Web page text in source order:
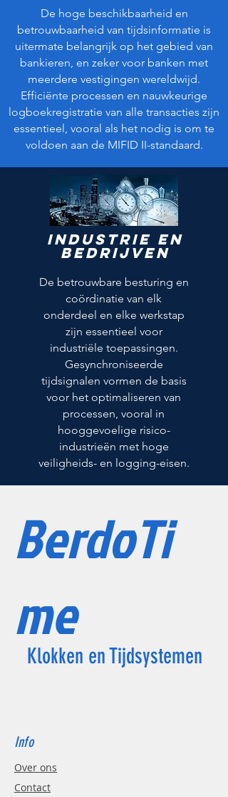
De hoge beschikbaarheid en
betrouwbaarheid van tijdsinformatie is
uitermate belangrijk op het gebied van
bankieren, en zeker voor banken met
meerdere vestigingen wereldwijd.
Efficiënte processen en nauwkeurige
logboekregistratie van alle transacties zijn
essentieel, vooral als het nodig is om te
voldoen aan de MIFID II-standaard.
Industrie en
bedrijven
De betrouwbare besturing en
coördinatie van elk
onderdeel en elke werkstap
zijn essentieel voor
industriële toepassingen.
Gesynchroniseerde
tijdsignalen vormen de basis
voor het optimaliseren van
processen, vooral in
hooggevoelige risico-
industrieën met hoge
veiligheids- en logging-eisen.
Klokken en Tijdsystemen
BerdoTi
me
Info
Over ons
Contact